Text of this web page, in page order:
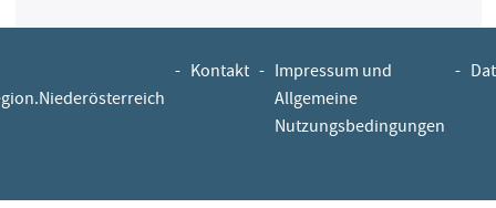
- Kontakt - Impressum und
Allgemeine
Nutzungsbedingungen
-